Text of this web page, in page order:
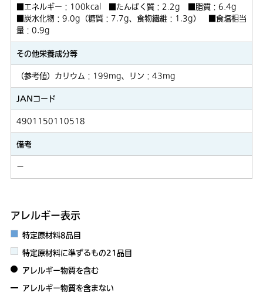
■エネルギー：100kcal ■たんぱく質：2.2g ■脂質：6.4g
■炭水化物：9.0g（糖質：7.7g、食物繊維：1.3g） ■食塩相当
量：0.9g
その他栄養成分等
（参考値）カリウム：199mg、リン：43mg
JANコード
4901150110518
備考
－
アレルギー表示
特定原材料8品目
特定原材料に準ずるもの21品目
アレルギー物質を含む
アレルギー物質を含まない